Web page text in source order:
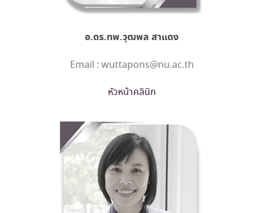
อ.ดร.ทพ.วุฒพล สาแดง
Email : wuttapons@nu.ac.th
หัวหน้าคลินิก